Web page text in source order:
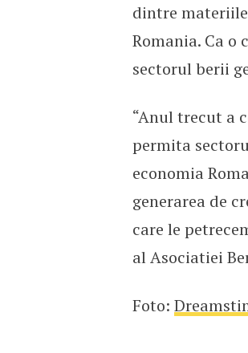
dintre
Romania. Ca
sectorul berii
“Anul trecut a
permita
economia
generarea de
care le
al Asociatiei
Foto: